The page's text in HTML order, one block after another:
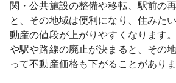
関・公共施設の整備や移転、駅前の
と、その地域は便利になり、住みた
動産の値段が上がりやすくなります
や駅や路線の廃止が決まると、その
って不動産価格も下がることがありま